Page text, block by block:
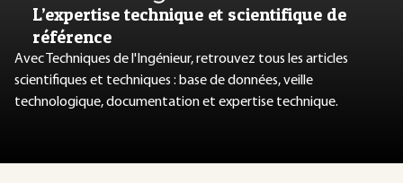
L’expertise technique et scientifique de
référence
Avec Techniques de l'Ingénieur, retrouvez tous les articles
scientifiques et techniques : base de données, veille
technologique, documentation et expertise technique.